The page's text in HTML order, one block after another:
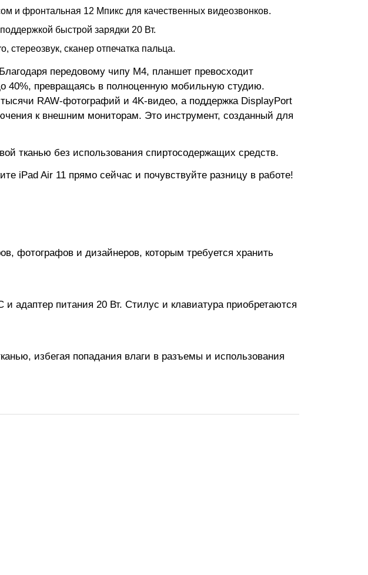
и фронтальная 12 Мпикс для качественных видеозвонков.
быстрой зарядки 20 Вт.
стереозвук, сканер отпечатка пальца.
передовому чипу M4, планшет превосходит
40%, превращаясь в полноценную мобильную студию.
RAW-фотографий и 4K-видео, а поддержка DisplayPort
к внешним мониторам. Это инструмент, созданный для
тканью без использования спиртосодержащих средств.
iPad Air 11 прямо сейчас и почувствуйте разницу в работе!
фотографов и дизайнеров, которым требуется хранить
и адаптер питания 20 Вт. Стилус и клавиатура приобретаются
избегая попадания влаги в разъемы и использования